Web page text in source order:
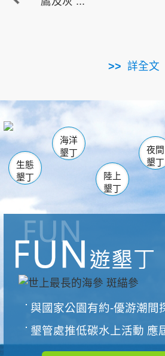
詳全文
海生館
恆春
龍鑾潭自然中心 森林
瓊麻館
關山 墾管處遊
社
船帆
白砂
生態
墾丁
海洋
墾丁
陸上
墾丁
夜間
墾丁
與國家公園有約-優游潮間
墾管處推低碳水上活動 應屆畢